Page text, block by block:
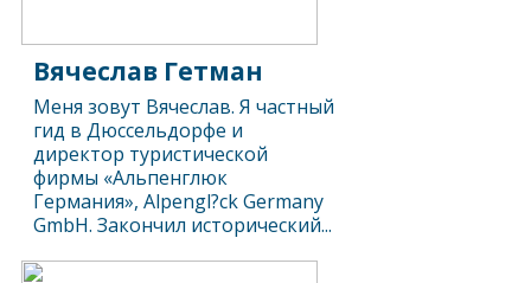
Вячеслав Гетман
Меня зовут Вячеслав. Я частный
гид в Дюссельдорфе и
директор туристической
фирмы «Альпенглюк
Германия», Alpengl?ck Germany
GmbH. Закончил исторический...